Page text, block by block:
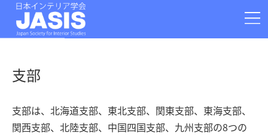
学会情報
アーカイブ 関連情報
支部
支部は、北海道支部、東北支部、関東支部、東海支部、
関西支部、北陸支部、中国四国支部、九州支部の8つの